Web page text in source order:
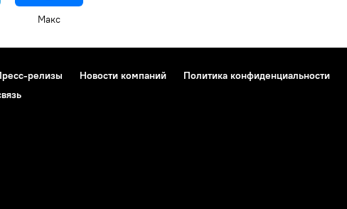
Макс
релизы Новости компаний Политика конфиденциальности